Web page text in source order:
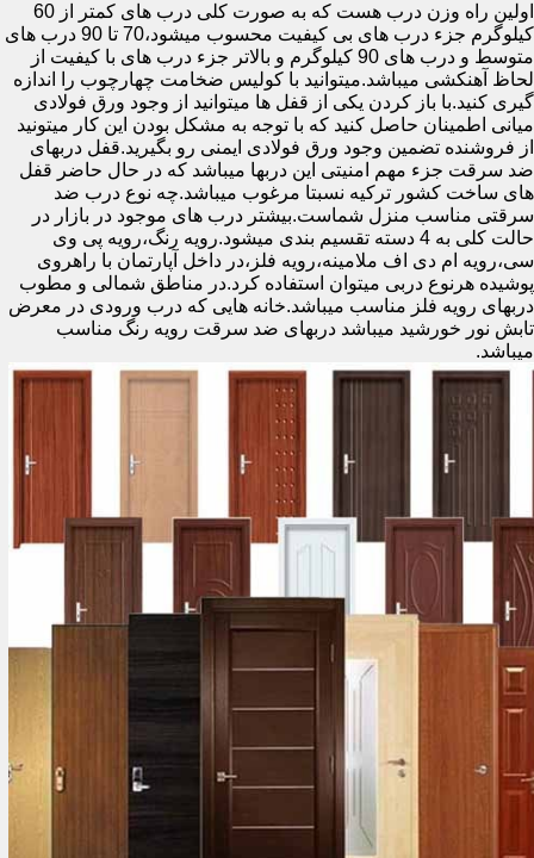
اولین راه وزن درب هست که به صورت کلی درب های کمتر از 60
کیلوگرم جزء درب های بی کیفیت محسوب میشود،70 تا 90 درب های
متوسط و درب های 90 کیلوگرم و بالاتر جزء درب های با کیفیت از
لحاظ آهنکشی میباشد.میتوانید با کولیس ضخامت چهارچوب را اندازه
گیری کنید.با باز کردن یکی از قفل ها میتوانید از وجود ورق فولادی
میانی اطمینان حاصل کنید که با توجه به مشکل بودن این کار میتونید
از فروشنده تضمین وجود ورق فولادی ایمنی رو بگیرید.قفل دربهای
ضد سرقت جزء مهم امنیتی این دربها میباشد که در حال حاضر قفل
های ساخت کشور ترکیه نسبتا مرغوب میباشد.چه نوع درب ضد
سرقتی مناسب منزل شماست.بیشتر درب های موجود در بازار در
حالت کلی به 4 دسته تقسیم بندی میشود.رویه رنگ،رویه پی وی
سی،رویه ام دی اف ملامینه،رویه فلز،در داخل آپارتمان با راهروی
پوشیده هرنوع دربی میتوان استفاده کرد.در مناطق شمالی و مطوب
دربهای رویه فلز مناسب میباشد.خانه هایی که درب ورودی در معرض
تابش نور خورشید میباشد دربهای ضد سرقت رویه رنگ مناسب
میباشد.